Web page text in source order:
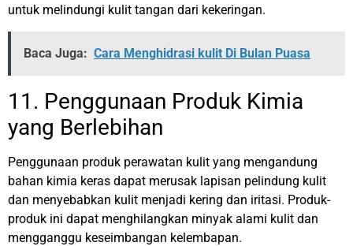
untuk melindungi kulit tangan dari kekeringan.
Baca Juga: Cara Menghidrasi kulit Di Bulan Puasa
11. Penggunaan Produk Kimia
yang Berlebihan
Penggunaan produk perawatan kulit yang mengandung
bahan kimia keras dapat merusak lapisan pelindung kulit
dan menyebabkan kulit menjadi kering dan iritasi. Produk-
produk ini dapat menghilangkan minyak alami kulit dan
mengganggu keseimbangan kelembapan.